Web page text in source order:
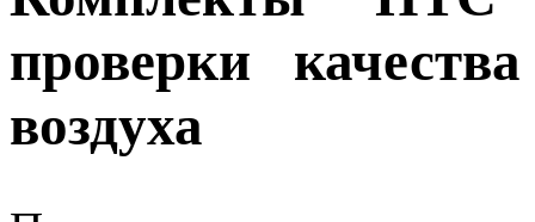
проверки
воздуха